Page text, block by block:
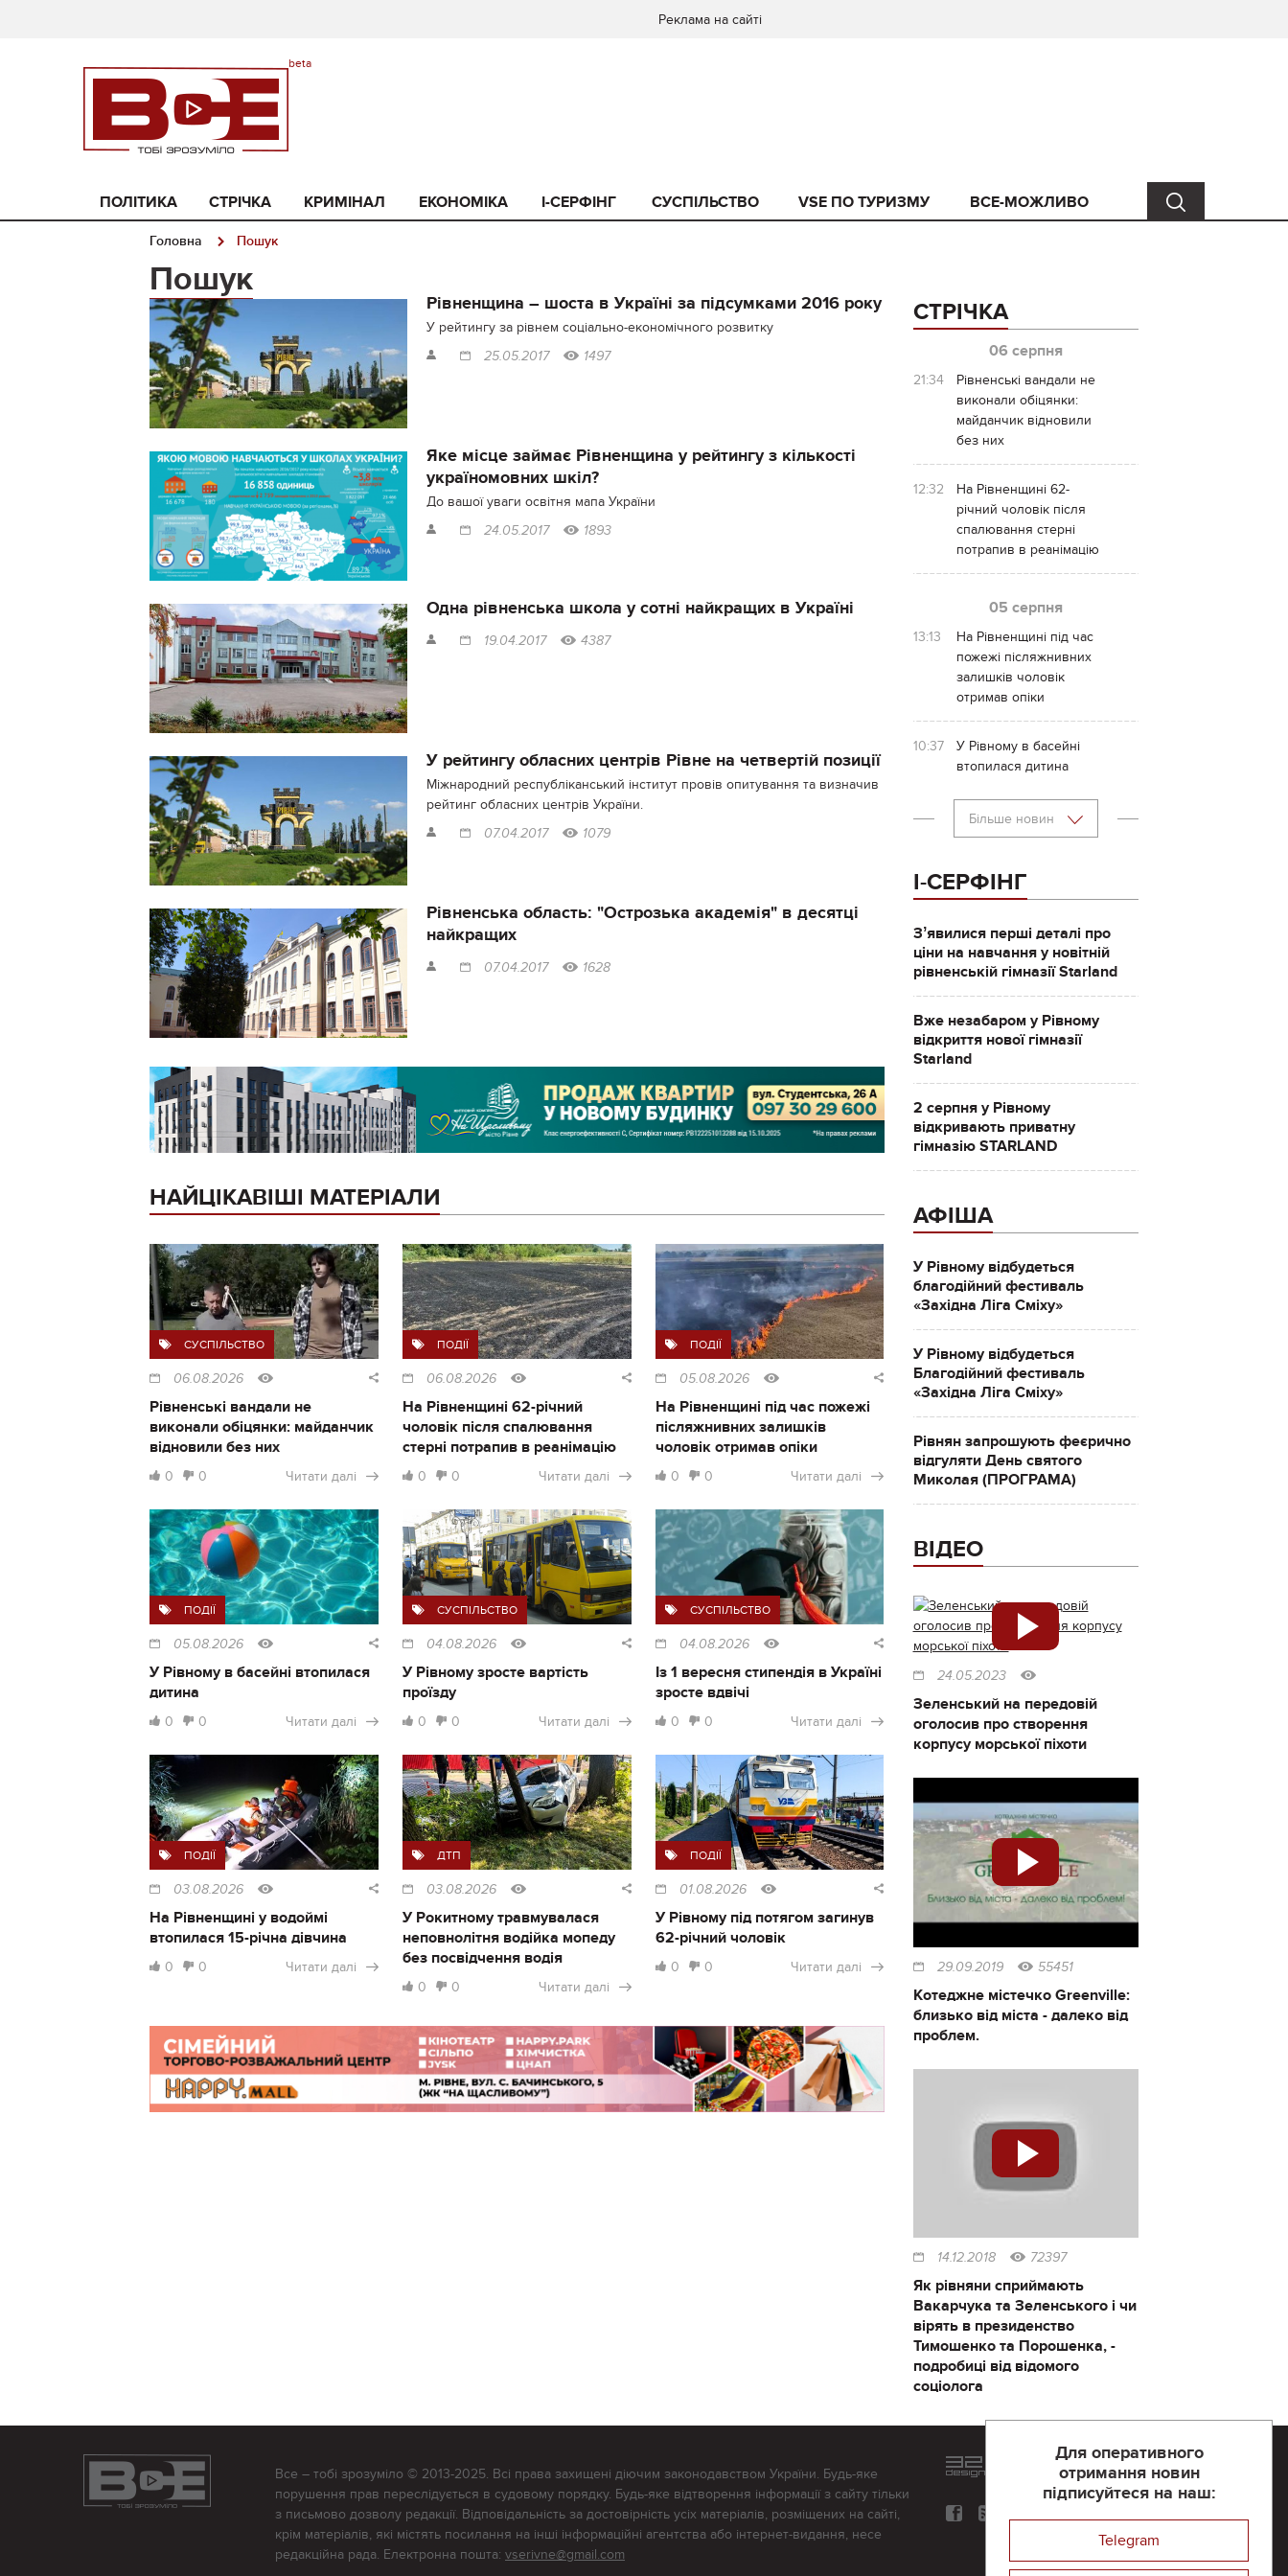
Реклама на сайті
ПОЛІТИКА СТРІЧКА КРИМІНАЛ ЕКОНОМІКА I-СЕРФІНГ СУСПІЛЬСТВО VSE ПО ТУРИЗМУ ВСЕ-МОЖЛИВО
Головна Пошук
Пошук
Рівненщина – шоста в Україні за підсумками 2016 року
У рейтингу за рівнем соціально-економічного розвитку
25.05.2017 1497
Яке місце займає Рівненщина у рейтингу з кількості
україномовних шкіл?
До вашої уваги освітня мапа України
24.05.2017 1893
Одна рівненська школа у сотні найкращих в Україні
19.04.2017 4387
У рейтингу обласних центрів Рівне на четвертій позиції
Міжнародний республіканський інститут провів опитування та визначив
рейтинг обласних центрів України.
07.04.2017 1079
Рівненська область: "Острозька академія" в десятці
найкращих
07.04.2017 1628
НАЙЦІКАВІШІ МАТЕРІАЛИ
СУСПІЛЬСТВО
06.08.2026
Рівненські вандали не
виконали обіцянки: майданчик
відновили без них
0 0 Читати далі
ПОДІЇ
06.08.2026
На Рівненщині 62-річний
чоловік після спалювання
стерні потрапив в реанімацію
0 0 Читати далі
ПОДІЇ
05.08.2026
На Рівненщині під час пожежі
післяжнивних залишків
чоловік отримав опіки
0 0 Читати далі
ПОДІЇ
05.08.2026
У Рівному в басейні втопилася
дитина
0 0 Читати далі
СУСПІЛЬСТВО
04.08.2026
У Рівному зросте вартість
проїзду
0 0 Читати далі
СУСПІЛЬСТВО
04.08.2026
Із 1 вересня стипендія в Україні
зросте вдвічі
0 0 Читати далі
ПОДІЇ
03.08.2026
На Рівненщині у водоймі
втопилася 15-річна дівчина
0 0 Читати далі
ДТП
03.08.2026
У Рокитному травмувалася
неповнолітня водійка мопеду
без посвідчення водія
0 0 Читати далі
ПОДІЇ
01.08.2026
У Рівному під потягом загинув
62-річний чоловік
0 0 Читати далі
СТРІЧКА
06 серпня
21:34
Рівненські вандали не
виконали обіцянки:
майданчик відновили
без них
12:32
На Рівненщині 62-
річний чоловік після
спалювання стерні
потрапив в реанімацію
05 серпня
13:13
На Рівненщині під час
пожежі післяжнивних
залишків чоловік
отримав опіки
10:37
У Рівному в басейні
втопилася дитина
Більше новин
І-СЕРФІНГ
Зʼявилися перші деталі про
ціни на навчання у новітній
рівненській гімназії Starland
Вже незабаром у Рівному
відкриття нової гімназії
Starland
2 серпня у Рівному
відкривають приватну
гімназію STARLAND
АФІША
У Рівному відбудеться
благодійний фестиваль
«Західна Ліга Сміху»
У Рівному відбудеться
Благодійний фестиваль
«Західна Ліга Сміху»
Рівнян запрошують феєрично
відгуляти День святого
Миколая (ПРОГРАМА)
ВІДЕО
24.05.2023
Зеленський на передовій
оголосив про створення
корпусу морської піхоти
29.09.2019 55451
Котеджне містечко Greenville:
близько від міста - далеко від
проблем.
14.12.2018 72397
Як рівняни сприймають
Вакарчука та Зеленського і чи
вірять в президенство
Тимошенко та Порошенка, -
подробиці від відомого
соціолога
Для оперативного
отримання новин
підписуйтеся на наш:
Telegram
Все – тобі зрозуміло © 2013-2025. Всі права захищені діючим законодавством України. Будь-яке
порушення прав переслідується в судовому порядку. Будь-яке відтворення інформації з сайту тільки
з письмово дозволу редакції. Відповідальність за достовірність усіх матеріалів, розміщених на сайті,
крім матеріалів, які містять посилання на інші інформаційні агентства або інтернет-видання, несе
редакційна рада. Електронна пошта: vserivne@gmail.com
Розроблений та підтримується
компанії 32х32